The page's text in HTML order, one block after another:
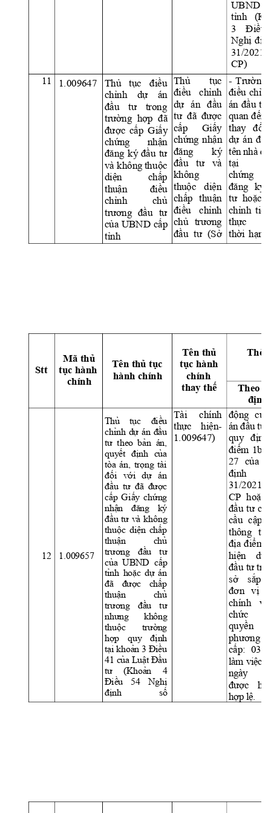
UBND
tỉnh
(K
3
Điều
Nghị
31/
CP)
11
1.009647 Thủ tục
điều
chỉnh
dự
án
đầu
tư
trong
trường  hợp  đã
được cấp Giấy
chứng
nhận
đăng ký đầu tư
và không thuộc
diện
chấp
thuận
điều
chỉnh
chủ
trương đầu tư
của UBND cấp
tỉnh
Thủ
tục
điều
chỉnh
dự án
đầu
tư  đã được
cấp
Giấy
chứng nhận
đăng
ký
đầu
tư
và
không
thuộc
diện
chấp
thuận
điều
chỉnh
chủ trương
đầu tư (Sở
- Trường
điều chỉ
án đầu tư
quan đến
thay
đổ
dự án
tên nhà
tại
chứng
đăng ký
tư hoặc
chỉnh ti
thực
thời hạn
Stt
Mã thủ
tục hành
chính
Tên thủ tục
hành chính
Tên thủ
tục hành
chính
thay thế
Thờ
Theo
định
12 1.009657
Thủ tục
điều
chỉnh dự án đầu
tư  theo bản  án,
quyết định
của
tòa án, trọng tài
đối
với dự
án
đầu tư đã được
cấp Giấy chứng
nhận
đăng
ký
đầu tư và không
thuộc diện chấp
thuận
chủ
trương
đầu
tư
của  UBND cấp
tỉnh hoặc dự án
đã
được
chấp
thuận
chủ
trương
đầu
tư
nhưng
không
thuộc
trường
hợp
quy
định
tại khoản 3 Điều
41 của Luật Đầu
tư
(Khoản
4
Điều
54
Nghị
định
số
Tài
chính
thực
hiện-
1.009647)
động củ
án đầu tư
quy định
điểm 1b
27 của
định
31/2021/
CP hoặ
đầu tư có
cầu cập
thông tin
địa điểm
hiện dự
đầu tư
sở sắp
đơn vị
chính
chức
quyền
phương
cấp: 03
làm việc
ngày
được h
hợp lệ.